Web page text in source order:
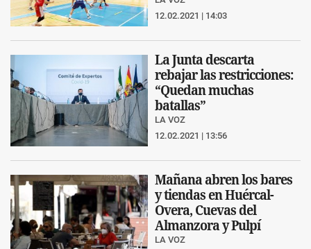
12.02.2021 | 14:03
La Junta descarta
rebajar las restricciones:
“Quedan muchas
batallas”
LA VOZ
12.02.2021 | 13:56
Mañana abren los bares
y tiendas en Huércal-
Overa, Cuevas del
Almanzora y Pulpí
LA VOZ